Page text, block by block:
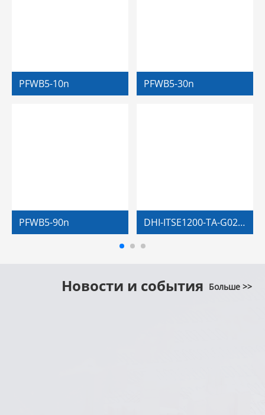
PFWB5-10n
PFWB5-90n
PFWB5-30n
DHI-ITSE1200-TA-G02-KS1
Новости и события Больше >>